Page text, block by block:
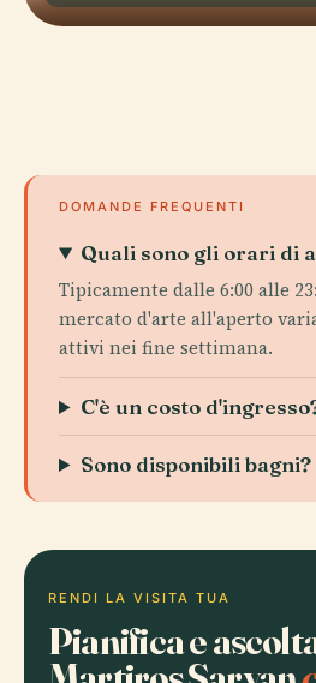
DOMANDE FREQUENTI
Quali sono gli orari di
Tipicamente dalle 6:00 alle
mercato d'arte all'aperto
attivi nei fine settimana.
C'è un costo
Sono disponibili bagni?
RENDI LA VISITA TUA
Pianifica e